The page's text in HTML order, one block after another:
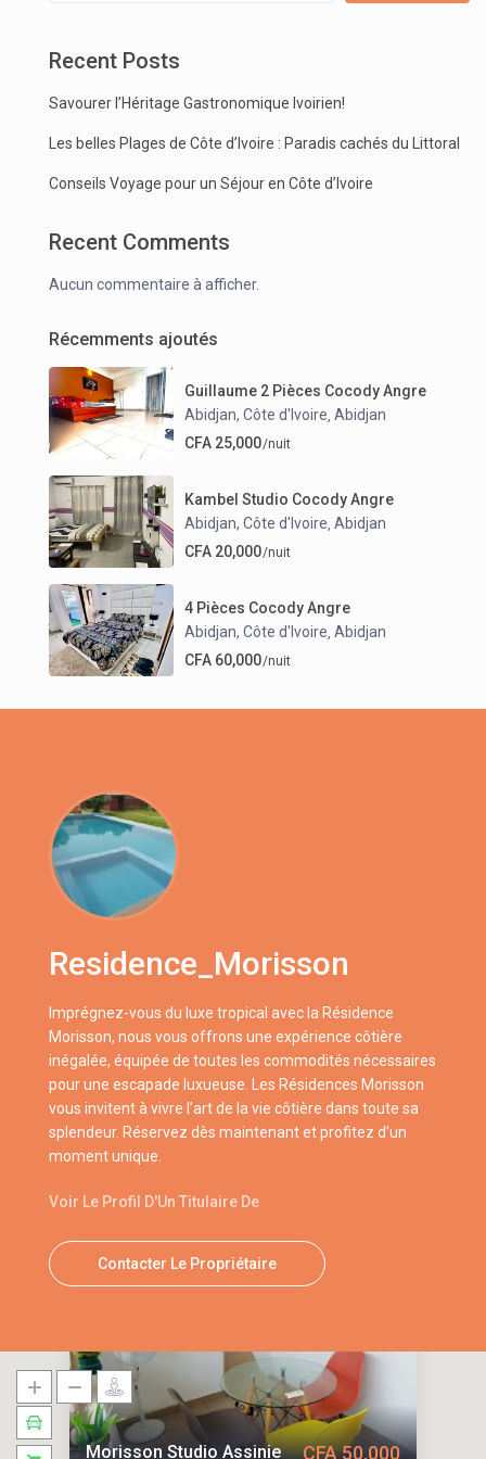
Recent Posts
Savourer l’Héritage Gastronomique Ivoirien!
Les belles Plages de Côte d’Ivoire : Paradis cachés du Littoral
Conseils Voyage pour un Séjour en Côte d’Ivoire
Recent Comments
Aucun commentaire à afficher.
Récemments ajoutés
Guillaume 2 Pièces Cocody Angre
Abidjan, Côte d'Ivoire ,Abidjan
CFA 25,000/nuit
Kambel Studio Cocody Angre
Abidjan, Côte d'Ivoire ,Abidjan
CFA 20,000/nuit
4 Pièces Cocody Angre
Abidjan, Côte d'Ivoire ,Abidjan
CFA 60,000/nuit
Residence_Morisson
Imprégnez-vous du luxe tropical avec la Résidence
Morisson, nous vous offrons une expérience côtière
inégalée, équipée de toutes les commodités nécessaires
pour une escapade luxueuse. Les Résidences Morisson
vous invitent à vivre l’art de la vie côtière dans toute sa
splendeur. Réservez dès maintenant et profitez d’un
moment unique.
Voir Le Profil D'Un Titulaire De
Contacter Le Propriétaire
Morisson Studio Assinie CFA 50,000